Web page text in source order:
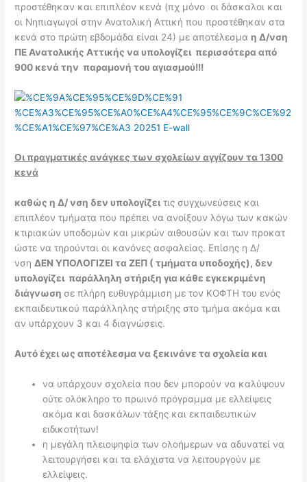
προστέθηκαν και επιπλέον κενά (πχ μόνο οι δάσκαλοι και
οι Νηπιαγωγοί στην Ανατολική Αττική που προστέθηκαν στα
κενά στο πρώτη εβδομάδα είναι 24) με αποτέλεσμα η Δ/νση
ΠΕ Ανατολικής Αττικής να υπολογίζει περισσότερα από
900 κενά την παραμονή του αγιασμού!!!
Οι πραγματικές ανάγκες των σχολείων αγγίζουν τα 1300
κενά
καθώς η Δ/ νση δεν υπολογίζειτις συγχωνεύσεις και
επιπλέον τμήματα που πρέπει να ανοίξουν λόγω των κακών
κτιριακών υποδομών και μικρών αιθουσών και των προκατ
ώστε να τηρούνται οι κανόνες ασφαλείας. Επίσης η Δ/
νσηΔΕΝ ΥΠΟΛΟΓΙΖΕΙ τα ΖΕΠ ( τμήματα υποδοχής), δεν
υπολογίζει παράλληλη στήριξη για κάθε εγκεκριμένη
διάγνωσησε πλήρη ευθυγράμμιση με τον ΚΟΦΤΗ του ενός
εκπαιδευτικού παράλληλης στήριξης στο τμήμα ακόμα και
αν υπάρχουν 3 και 4 διαγνώσεις.
Αυτό έχει ως αποτέλεσμα να ξεκινάνε τα σχολεία και
να υπάρχουν σχολεία που δεν μπορούν να καλύψουν
ούτε ολόκληρο το πρωινό πρόγραμμα με ελλείψεις
ακόμα και δασκάλων τάξης και εκπαιδευτικών
ειδικοτήτων!
η μεγάλη πλειοψηφία των ολοήμερων να αδυνατεί να
λειτουργήσει και τα ελάχιστα να λειτουργούν με
ελλείψεις.